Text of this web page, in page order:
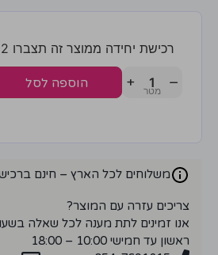
רכישת יחידה ממוצר זה תצברו 2 נקודות!
−
+ הוספה לסל
משלוחים לכל הארץ – חינם ברכישה מעל
צריכים עזרה עם המוצר?
אנו זמינים לתת מענה לכל שאלה
ראשון עד חמישי 10:00 – 18:00